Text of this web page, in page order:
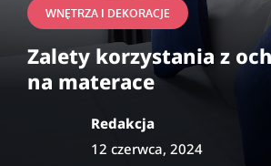
WNĘTRZA I DEKORACJE
Zalety korzystania z
na materace
Redakcja
12 czerwca, 2024